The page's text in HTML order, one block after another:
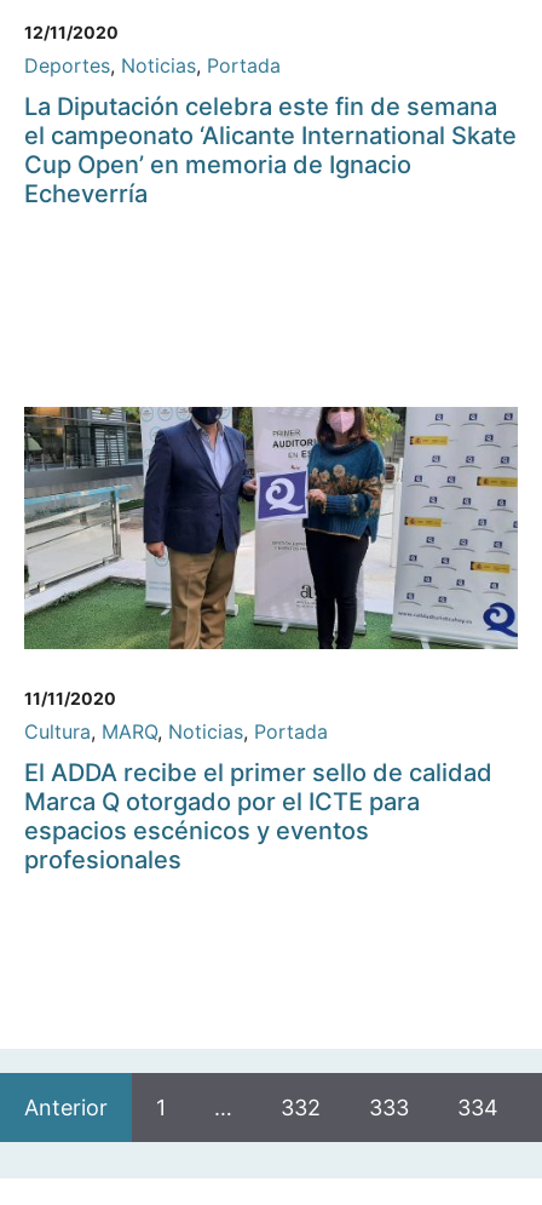
12/11/2020
Deportes, Noticias, Portada
La Diputación celebra este fin de semana
el campeonato ‘Alicante International Skate
Cup Open’ en memoria de Ignacio
Echeverría
11/11/2020
Cultura, MARQ, Noticias, Portada
El ADDA recibe el primer sello de calidad
Marca Q otorgado por el ICTE para
espacios escénicos y eventos
profesionales
Anterior 1 … 332 333 334